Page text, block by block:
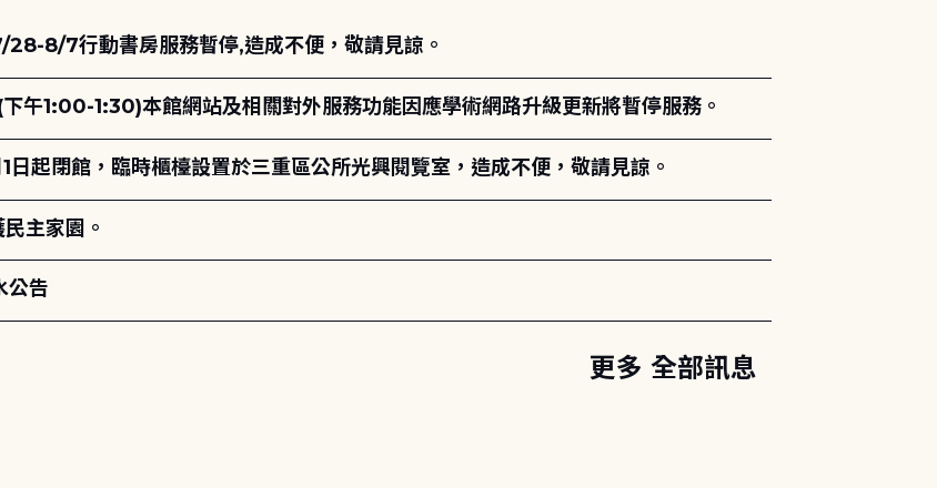
28-8/7行動書房服務暫停,造成不便，敬請見諒。
午1:00-1:30)本館網站及相關對外服務功能因應學術網路升級更新將暫停服務。
日起閉館，臨時櫃檯設置於三重區公所光興閱覽室，造成不便，敬請見諒。
主家園。
公告
更多 全部訊息